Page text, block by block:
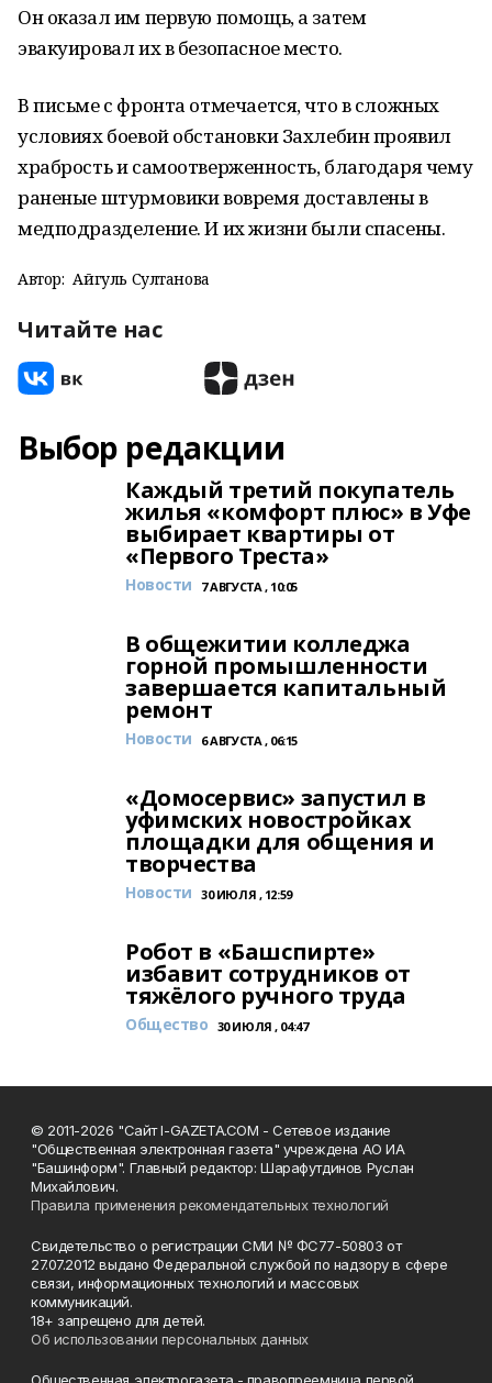
Он оказал им первую помощь, а затем
эвакуировал их в безопасное место.
В письме с фронта отмечается, что в сложных
условиях боевой обстановки Захлебин проявил
храбрость и самоотверженность, благодаря чему
раненые штурмовики вовремя доставлены в
медподразделение. И их жизни были спасены.
Автор: Айгуль Султанова
Читайте нас
Выбор редакции
Каждый третий покупатель
жилья «комфорт плюс» в Уфе
выбирает квартиры от
«Первого Треста»
Новости 7 АВГУСТА , 10:05
В общежитии колледжа
горной промышленности
завершается капитальный
ремонт
Новости 6 АВГУСТА , 06:15
«Домосервис» запустил в
уфимских новостройках
площадки для общения и
творчества
Новости 30 ИЮЛЯ , 12:59
Робот в «Башспирте»
избавит сотрудников от
тяжёлого ручного труда
Общество 30 ИЮЛЯ , 04:47
© 2011-2026 "Сайт I-GAZETA.COM - Сетевое издание
"Общественная электронная газета" учреждена АО ИА
"Башинформ". Главный редактор: Шарафутдинов Руслан
Михайлович.
Правила применения рекомендательных технологий
Свидетельство о регистрации СМИ № ФС77-50803 от
27.07.2012 выдано Федеральной службой по надзору в сфере
связи, информационных технологий и массовых
коммуникаций.
18+ запрещено для детей.
Об использовании персональных данных